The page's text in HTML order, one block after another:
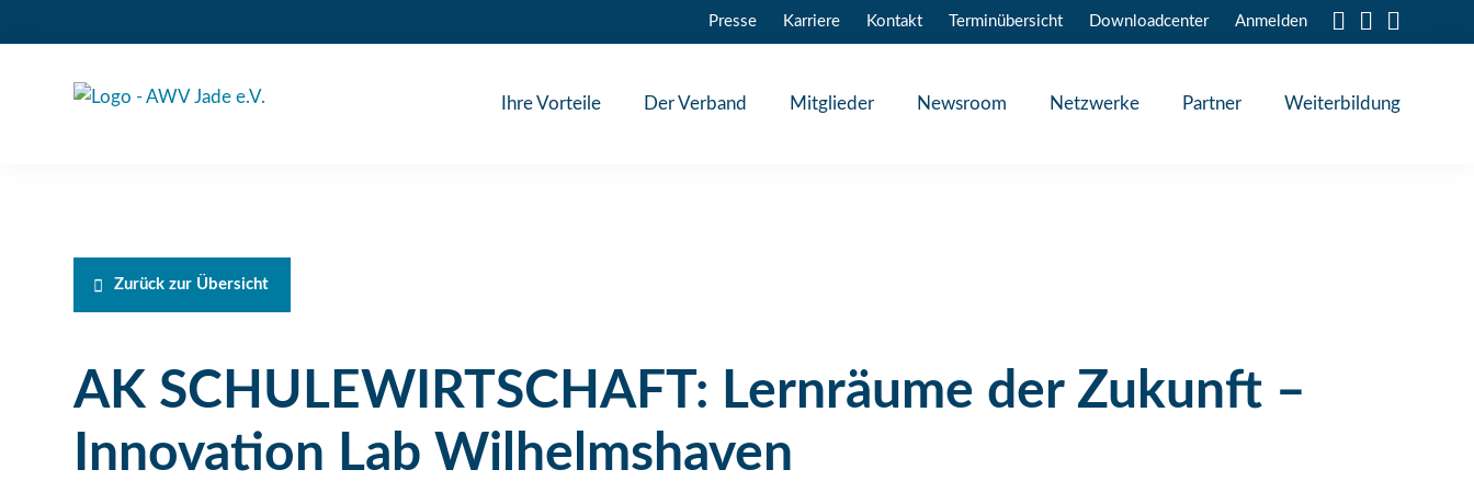
Presse Karriere Kontakt Terminübersicht Downloadcenter Anmelden
Ihre Vorteile Der Verband Mitglieder Newsroom Netzwerke Partner Weiterbildung
Zurück zur Übersicht
AK SCHULEWIRTSCHAFT: Lernräume der Zukunft –
Innovation Lab Wilhelmshaven